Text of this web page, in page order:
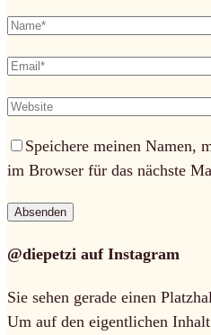
Speichere meinen Namen,
im Browser für das nächste
@diepetzi auf Instagram
Sie sehen gerade einen
Um auf den eigentlichen